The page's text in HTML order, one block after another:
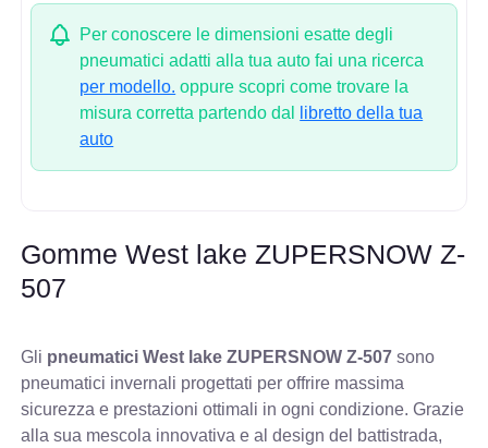
Per conoscere le dimensioni esatte degli
pneumatici adatti alla tua auto fai una ricerca
per modello. oppure scopri come trovare la
misura corretta partendo dal
libretto della tua
auto
Gomme West lake ZUPERSNOW Z-
507
Gli pneumatici West lake ZUPERSNOW Z-507 sono
pneumatici invernali progettati per offrire massima
sicurezza e prestazioni ottimali in ogni condizione. Grazie
alla sua mescola innovativa e al design del battistrada,